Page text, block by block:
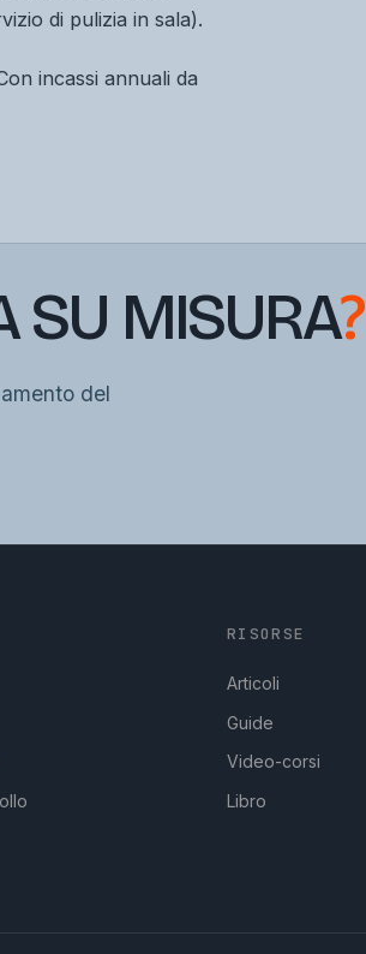
di pulizia in sala).
incassi annuali da
SU MISURA?
del
RISORSE
Articoli
Guide
Video-corsi
Libro